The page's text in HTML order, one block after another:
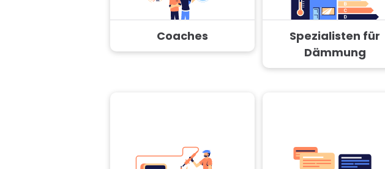
Coaches
Spezialisten für
Dämmung